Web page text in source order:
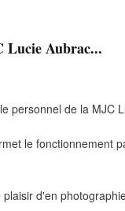
Lucie Aubrac...
personnel de la MJC
le fonctionnement
d'en